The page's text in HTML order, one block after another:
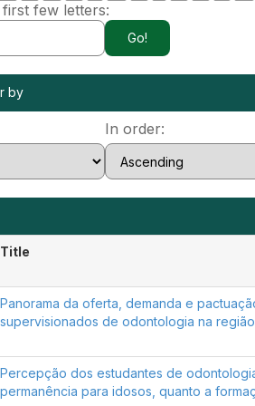
few letters:
by
In order:
Title
Panorama da oferta, demanda e
supervisionados de odontologia na
Percepção dos estudantes de
permanência para idosos, quanto a